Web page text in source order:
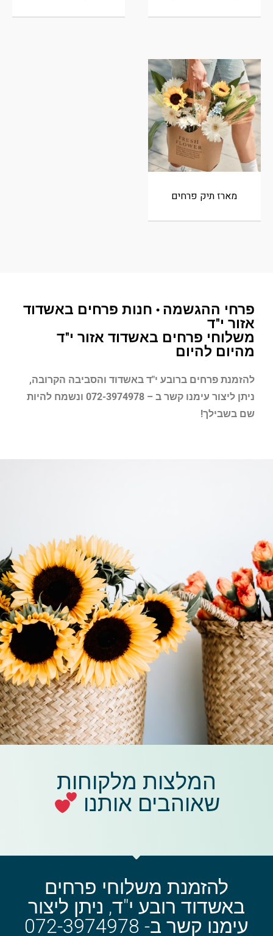
מארז תיק פרחים
פרחי ההגשמה • חנות פרחים באשדוד
אזור י"ד
משלוחי פרחים באשדוד אזור י"ד
מהיום להיום
להזמנת פרחים ברובע י"ד באשדוד והסביבה הקרובה,
ניתן ליצור עימנו קשר ב – 072-3974978 ונשמח להיות
שם בשבילך!
המלצות מלקוחות
שאוהבים אותנו
להזמנת משלוחי פרחים
באשדוד רובע י"ד, ניתן ליצור
עימנו קשר ב- 072-3974978